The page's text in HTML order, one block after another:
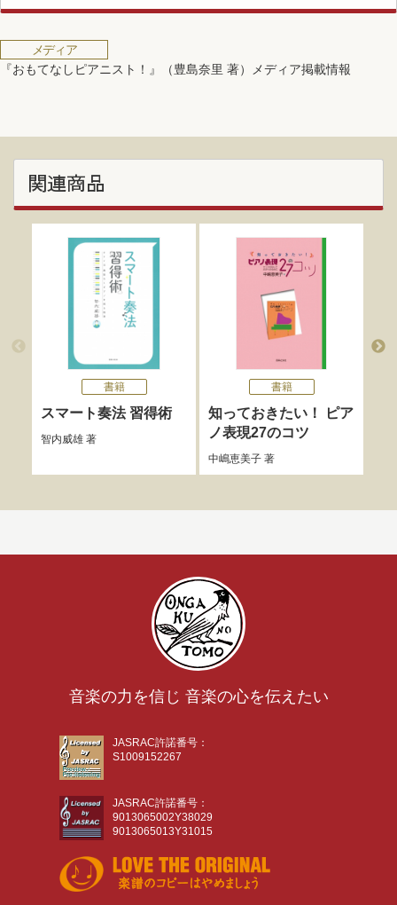
メディア
『おもてなしピアニスト！』（豊島奈里 著）メディア掲載情報
関連商品
書籍
スマート奏法 習得術
智内威雄著
書籍
知っておきたい！ ピア
ノ表現27のコツ
中嶋恵美子著
音楽の力を信じ 音楽の心を伝えたい
JASRAC許諾番号：
S1009152267
JASRAC許諾番号：
9013065002Y38029
9013065013Y31015